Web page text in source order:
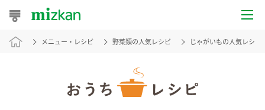
おうちレシピ
メニュー・レシピ 野菜類の人気レシピ じゃがいもの人気レシピ